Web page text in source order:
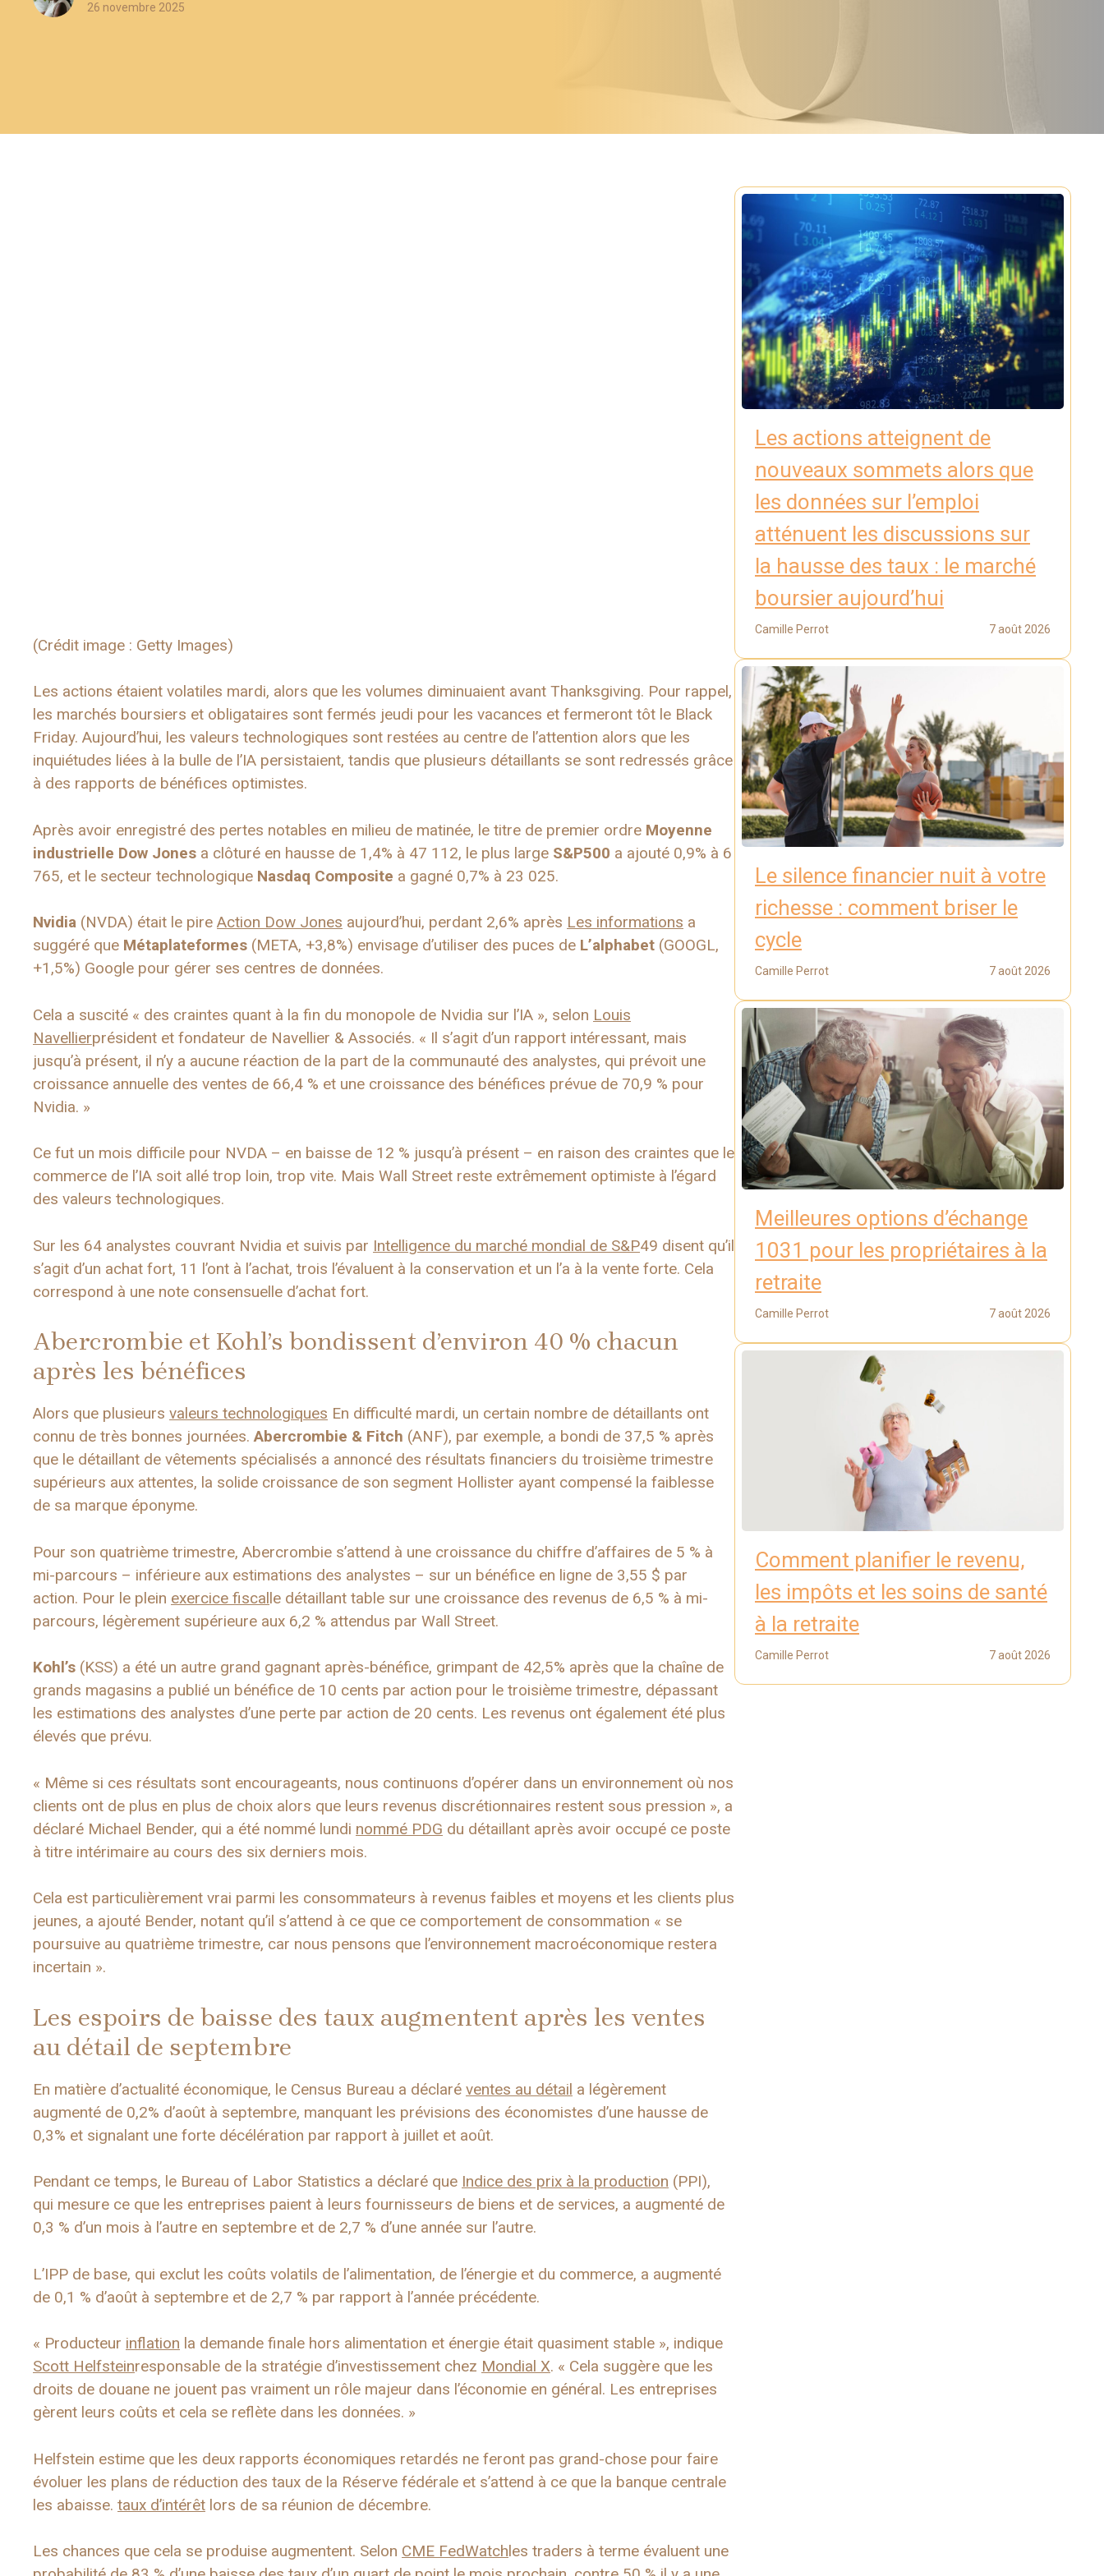
26 novembre 2025
(Crédit image : Getty Images)
Les actions étaient volatiles mardi, alors que les volumes diminuaient avant Thanksgiving. Pour rappel,
les marchés boursiers et obligataires sont fermés jeudi pour les vacances et fermeront tôt le Black
Friday. Aujourd’hui, les valeurs technologiques sont restées au centre de l’attention alors que les
inquiétudes liées à la bulle de l’IA persistaient, tandis que plusieurs détaillants se sont redressés grâce
à des rapports de bénéfices optimistes.
Après avoir enregistré des pertes notables en milieu de matinée, le titre de premier ordre Moyenne
industrielle Dow Jones a clôturé en hausse de 1,4% à 47 112, le plus large S&P500 a ajouté 0,9% à 6
765, et le secteur technologique Nasdaq Composite a gagné 0,7% à 23 025.
Nvidia (NVDA) était le pire Action Dow Jones aujourd’hui, perdant 2,6% après Les informations a
suggéré que Métaplateformes (META, +3,8%) envisage d’utiliser des puces de L’alphabet (GOOGL,
+1,5%) Google pour gérer ses centres de données.
Cela a suscité « des craintes quant à la fin du monopole de Nvidia sur l’IA », selon Louis
Navellierprésident et fondateur de Navellier & Associés. « Il s’agit d’un rapport intéressant, mais
jusqu’à présent, il n’y a aucune réaction de la part de la communauté des analystes, qui prévoit une
croissance annuelle des ventes de 66,4 % et une croissance des bénéfices prévue de 70,9 % pour
Nvidia. »
Ce fut un mois difficile pour NVDA – en baisse de 12 % jusqu’à présent – ​​en raison des craintes que le
commerce de l’IA soit allé trop loin, trop vite. Mais Wall Street reste extrêmement optimiste à l’égard
des valeurs technologiques.
Sur les 64 analystes couvrant Nvidia et suivis par Intelligence du marché mondial de S&P49 disent qu’il
s’agit d’un achat fort, 11 l’ont à l’achat, trois l’évaluent à la conservation et un l’a à la vente forte. Cela
correspond à une note consensuelle d’achat fort.
Abercrombie et Kohl’s bondissent d’environ 40 % chacun
après les bénéfices
Alors que plusieurs valeurs technologiques En difficulté mardi, un certain nombre de détaillants ont
connu de très bonnes journées.Abercrombie & Fitch (ANF), par exemple, a bondi de 37,5 % après
que le détaillant de vêtements spécialisés a annoncé des résultats financiers du troisième trimestre
supérieurs aux attentes, la solide croissance de son segment Hollister ayant compensé la faiblesse
de sa marque éponyme.
Pour son quatrième trimestre, Abercrombie s’attend à une croissance du chiffre d’affaires de 5 % à
mi-parcours – inférieure aux estimations des analystes – sur un bénéfice en ligne de 3,55 $ par
action. Pour le plein exercice fiscalle détaillant table sur une croissance des revenus de 6,5 % à mi-
parcours, légèrement supérieure aux 6,2 % attendus par Wall Street.
Kohl’s (KSS) a été un autre grand gagnant après-bénéfice, grimpant de 42,5% après que la chaîne de
grands magasins a publié un bénéfice de 10 cents par action pour le troisième trimestre, dépassant
les estimations des analystes d’une perte par action de 20 cents. Les revenus ont également été plus
élevés que prévu.
« Même si ces résultats sont encourageants, nous continuons d’opérer dans un environnement où nos
clients ont de plus en plus de choix alors que leurs revenus discrétionnaires restent sous pression », a
déclaré Michael Bender, qui a été nommé lundi nommé PDG du détaillant après avoir occupé ce poste
à titre intérimaire au cours des six derniers mois.
Cela est particulièrement vrai parmi les consommateurs à revenus faibles et moyens et les clients plus
jeunes, a ajouté Bender, notant qu’il s’attend à ce que ce comportement de consommation « se
poursuive au quatrième trimestre, car nous pensons que l’environnement macroéconomique restera
incertain ».
Les espoirs de baisse des taux augmentent après les ventes
au détail de septembre
En matière d’actualité économique, le Census Bureau a déclaré ventes au détail a légèrement
augmenté de 0,2% d’août à septembre, manquant les prévisions des économistes d’une hausse de
0,3% et signalant une forte décélération par rapport à juillet et août.
Pendant ce temps, le Bureau of Labor Statistics a déclaré que Indice des prix à la production (PPI),
qui mesure ce que les entreprises paient à leurs fournisseurs de biens et de services, a augmenté de
0,3 % d’un mois à l’autre en septembre et de 2,7 % d’une année sur l’autre.
L’IPP de base, qui exclut les coûts volatils de l’alimentation, de l’énergie et du commerce, a augmenté
de 0,1 % d’août à septembre et de 2,7 % par rapport à l’année précédente.
« Producteur inflation la demande finale hors alimentation et énergie était quasiment stable », indique
Scott Helfsteinresponsable de la stratégie d’investissement chez Mondial X. « Cela suggère que les
droits de douane ne jouent pas vraiment un rôle majeur dans l’économie en général. Les entreprises
gèrent leurs coûts et cela se reflète dans les données. »
Helfstein estime que les deux rapports économiques retardés ne feront pas grand-chose pour faire
évoluer les plans de réduction des taux de la Réserve fédérale et s’attend à ce que la banque centrale
les abaisse. taux d’intérêt lors de sa réunion de décembre.
Les chances que cela se produise augmentent. Selon CME FedWatchles traders à terme évaluent une
Les actions atteignent de
nouveaux sommets alors que
les données sur l’emploi
atténuent les discussions sur
la hausse des taux : le marché
boursier aujourd’hui
Camille Perrot 7 août 2026
Le silence financier nuit à votre
richesse : comment briser le
cycle
Camille Perrot 7 août 2026
Meilleures options d’échange
1031 pour les propriétaires à la
retraite
Camille Perrot 7 août 2026
Comment planifier le revenu,
les impôts et les soins de santé
à la retraite
Camille Perrot 7 août 2026